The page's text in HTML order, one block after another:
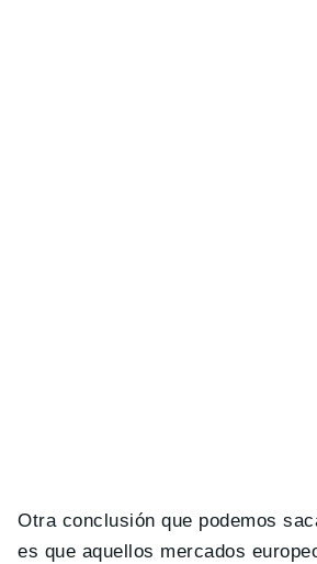
Otra conclusión que podemos
es que aquellos mercados